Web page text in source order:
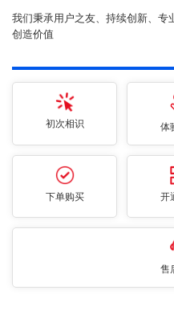
我们秉承用户之友、持续创新、专
创造价值
初次相识 体
下单购买 开
售